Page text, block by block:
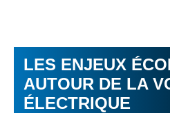
LES ENJEUX
AUTOUR DE LA
ÉLECTRIQUE